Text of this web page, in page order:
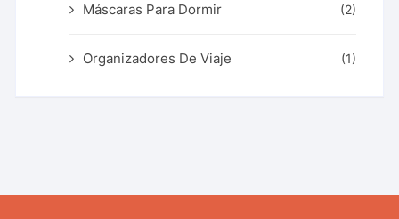
Máscaras Para Dormir (2)
Organizadores De Viaje (1)